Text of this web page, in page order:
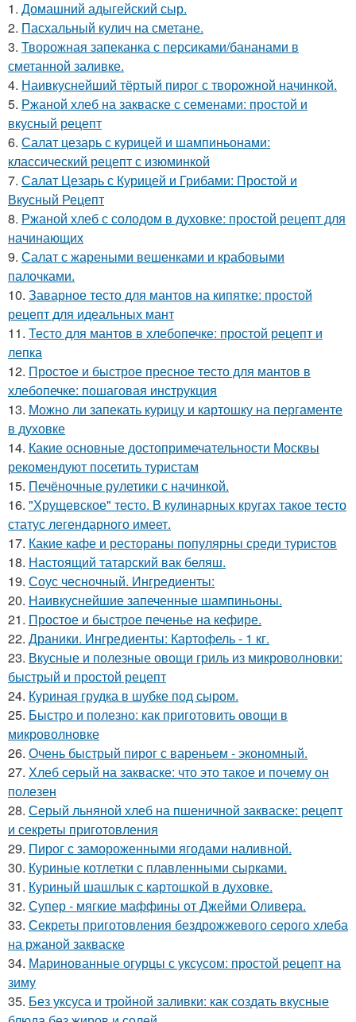
1. Домашний адыгейский сыр.
2. Пасхальный кулич на сметане.
3. Творожная запеканка с персиками/бананами в
сметанной заливке.
4. Наивкуснейший тёртый пирог с творожной начинкой.
5. Ржаной хлеб на закваске с семенами: простой и
вкусный рецепт
6. Салат цезарь с курицей и шампиньонами:
классический рецепт с изюминкой
7. Салат Цезарь с Курицей и Грибами: Простой и
Вкусный Рецепт
8. Ржаной хлеб с солодом в духовке: простой рецепт для
начинающих
9. Салат с жареными вешенками и крабовыми
палочками.
10. Заварное тесто для мантов на кипятке: простой
рецепт для идеальных мант
11. Тесто для мантов в хлебопечке: простой рецепт и
лепка
12. Простое и быстрое пресное тесто для мантов в
хлебопечке: пошаговая инструкция
13. Можно ли запекать курицу и картошку на пергаменте
в духовке
14. Какие основные достопримечательности Москвы
рекомендуют посетить туристам
15. Печёночные рулетики с начинкой.
16. "Хрущевское" тесто. В кулинарных кругах такое тесто
статус легендарного имеет.
17. Какие кафе и рестораны популярны среди туристов
18. Настоящий татарский вак беляш.
19. Соус чесночный. Ингредиенты:
20. Наивкуснейшие запеченные шампиньоны.
21. Простое и быстрое печенье на кефире.
22. Драники. Ингредиенты: Картофель - 1 кг.
23. Вкусные и полезные овощи гриль из микроволновки:
быстрый и простой рецепт
24. Куриная грудка в шубке под сыром.
25. Быстро и полезно: как приготовить овощи в
микроволновке
26. Очень быстрый пирог с вареньем - экономный.
27. Хлеб серый на закваске: что это такое и почему он
полезен
28. Серый льняной хлеб на пшеничной закваске: рецепт
и секреты приготовления
29. Пирог с замороженными ягодами наливной.
30. Куриные котлетки с плавленными сырками.
31. Куриный шашлык с картошкой в духовке.
32. Супер - мягкие маффины от Джейми Оливера.
33. Секреты приготовления бездрожжевого серого хлеба
на ржаной закваске
34. Маринованные огурцы с уксусом: простой рецепт на
зиму
35. Без уксуса и тройной заливки: как создать вкусные